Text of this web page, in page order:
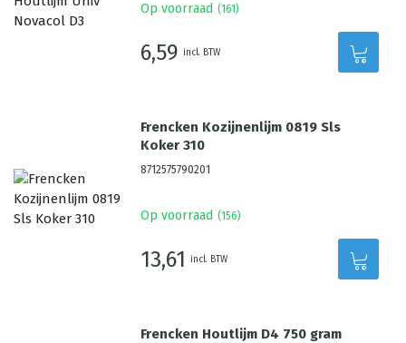
Op voorraad (161 )
6,59 incl. BTW
Frencken Kozijnenlijm 0819 Sls
Koker 310
8712575790201
Op voorraad (156)
13,61 incl. BTW
Frencken Houtlijm D4 750 gram